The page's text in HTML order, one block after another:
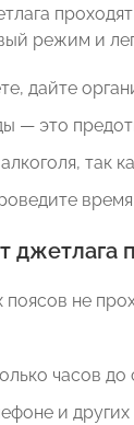
режим и
дайте
— это
так
джетлага
поясов не
часов до
и